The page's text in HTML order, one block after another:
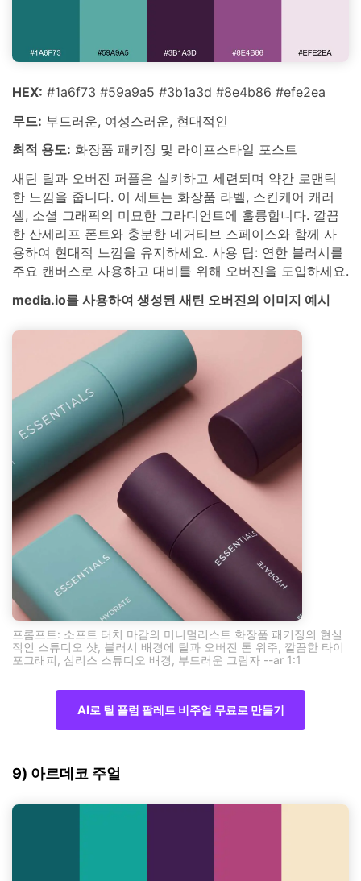
HEX: #1a6f73 #59a9a5 #3b1a3d #8e4b86 #efe2ea
무드: 부드러운, 여성스러운, 현대적인
최적 용도: 화장품 패키징 및 라이프스타일 포스트
새틴 틸과 오버진 퍼플은 실키하고 세련되며 약간 로맨틱
한 느낌을 줍니다. 이 세트는 화장품 라벨, 스킨케어 캐러
셀, 소셜 그래픽의 미묘한 그라디언트에 훌륭합니다. 깔끔
한 산세리프 폰트와 충분한 네거티브 스페이스와 함께 사
용하여 현대적 느낌을 유지하세요. 사용 팁: 연한 블러시를
주요 캔버스로 사용하고 대비를 위해 오버진을 도입하세요.
media.io를 사용하여 생성된 새틴 오버진의 이미지 예시
프롬프트: 소프트 터치 마감의 미니멀리스트 화장품 패키징의 현실
적인 스튜디오 샷, 블러시 배경에 틸과 오버진 톤 위주, 깔끔한 타이
포그래피, 심리스 스튜디오 배경, 부드러운 그림자 --ar 1:1
AI로 틸 플럼 팔레트 비주얼 무료로 만들기
9) 아르데코 주얼